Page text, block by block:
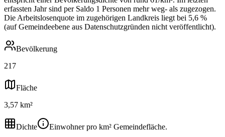
erfassten Jahr sind per Saldo 1 Personen mehr weg- als zugezogen.
Die Arbeitslosenquote im zugehörigen Landkreis liegt bei 5,6 %
(auf Gemeindeebene aus Datenschutzgründen nicht veröffentlicht).
Bevölkerung
217
Fläche
3,57 km²
Dichte
Einwohner pro km² Gemeindefläche.